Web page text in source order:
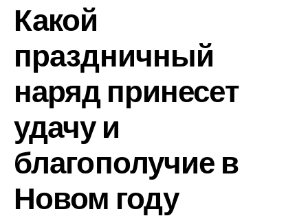
Какой
праздничный
наряд принесет
удачу и
благополучие в
Новом году